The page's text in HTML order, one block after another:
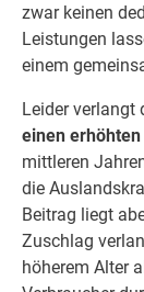
zwar keinen
Leistungen
einem
Leider verlangt
einen
mittleren
die
Beitrag liegt
Zuschlag
höherem Alter